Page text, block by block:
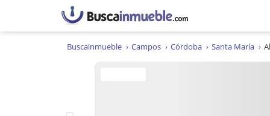
Buscainmueble Campos Córdoba Santa María